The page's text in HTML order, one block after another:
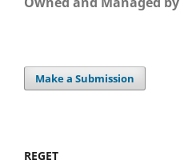
Make a Submission
REGET